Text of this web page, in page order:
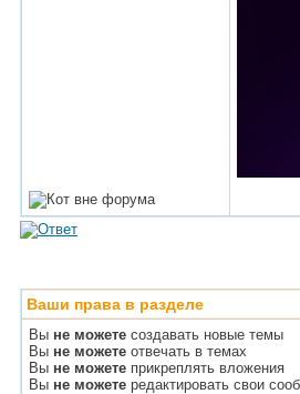
Ваши права в разделе
Вы не можете создавать новые темы
Вы не можете отвечать в темах
Вы не можете прикреплять вложения
Вы не можете редактировать свои